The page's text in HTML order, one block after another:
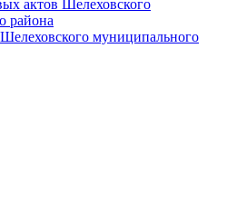
актов Шелеховского
района
муниципального